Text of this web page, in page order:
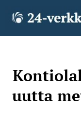
uutta